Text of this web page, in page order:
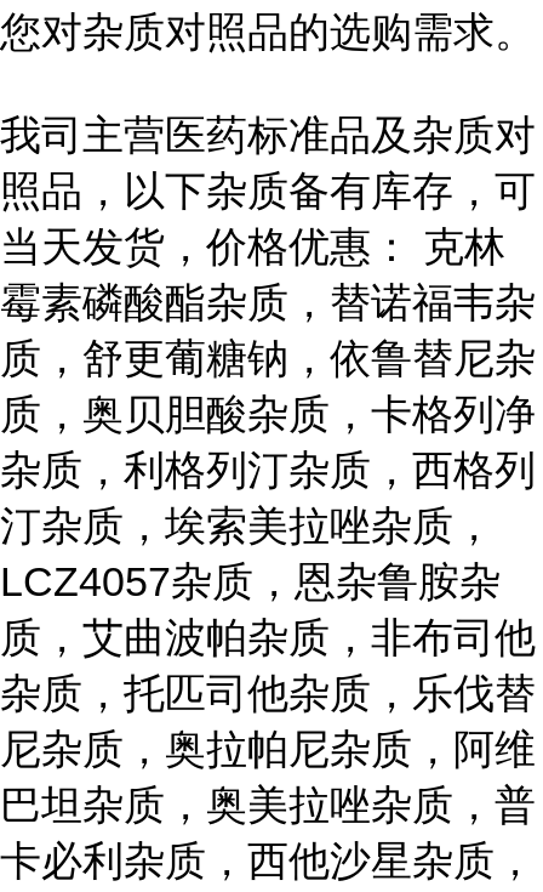
您对杂质对照品的选购需求。
我司主营医药标准品及杂质对
照品，以下杂质备有库存，可
当天发货，价格优惠： 克林
霉素磷酸酯杂质，替诺福韦杂
质，舒更葡糖钠，依鲁替尼杂
质，奥贝胆酸杂质，卡格列净
杂质，利格列汀杂质，西格列
汀杂质，埃索美拉唑杂质，
LCZ4057杂质，恩杂鲁胺杂
质，艾曲波帕杂质，非布司他
杂质，托匹司他杂质，乐伐替
尼杂质，奥拉帕尼杂质，阿维
巴坦杂质，奥美拉唑杂质，普
卡必利杂质，西他沙星杂质，